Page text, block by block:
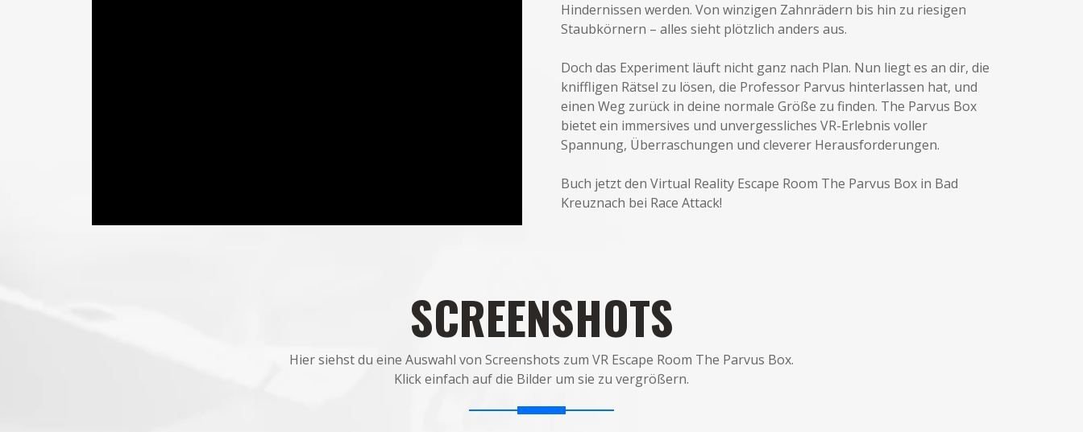
Hindernissen werden. Von winzigen Zahnrädern bis hin zu riesigen
Staubkörnern – alles sieht plötzlich anders aus.
Doch das Experiment läuft nicht ganz nach Plan. Nun liegt es an dir, die
kniffligen Rätsel zu lösen, die Professor Parvus hinterlassen hat, und
einen Weg zurück in deine normale Größe zu finden. The Parvus Box
bietet ein immersives und unvergessliches VR-Erlebnis voller
Spannung, Überraschungen und cleverer Herausforderungen.
Buch jetzt den Virtual Reality Escape Room The Parvus Box in Bad
Kreuznach bei Race Attack!
SCREENSHOTS
Hier siehst du eine Auswahl von Screenshots zum VR Escape Room The Parvus Box.
Klick einfach auf die Bilder um sie zu vergrößern.